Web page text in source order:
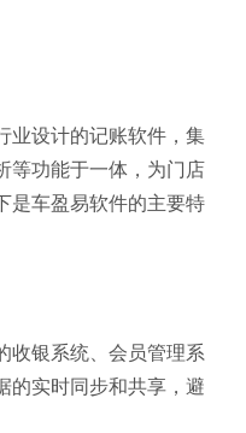
业设计的记账软件，集
等功能于一体，为门店
是车盈易软件的主要特
收银系统、会员管理系
的实时同步和共享，避